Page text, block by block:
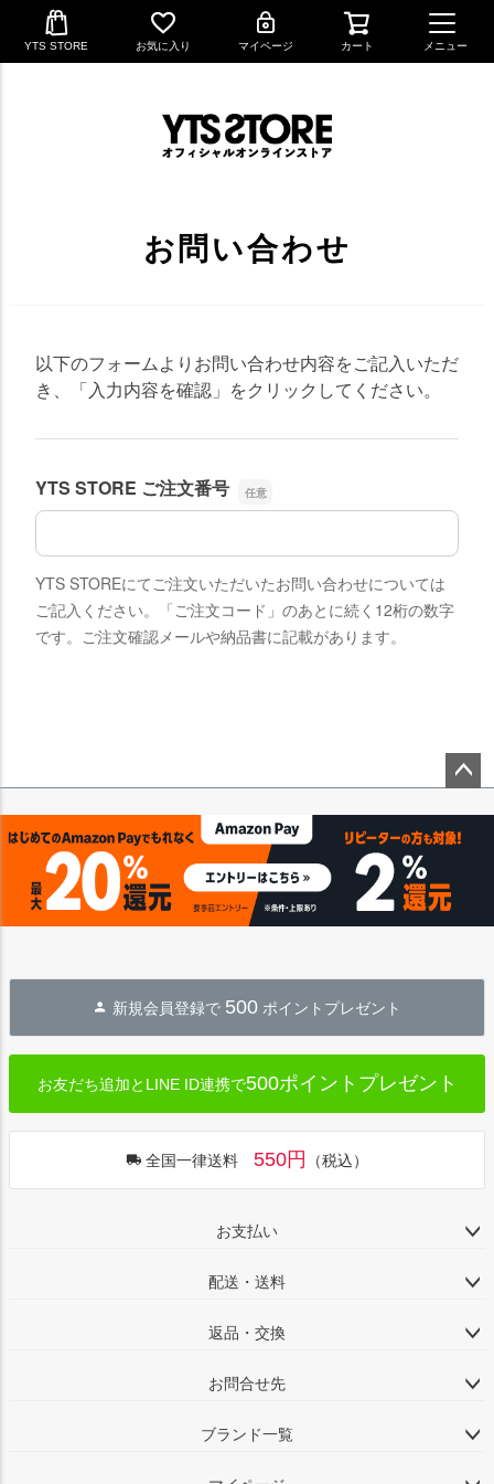
YTS STORE お気に入り マイページ カート メニュー
お問い合わせ
ップ
新規会員登録で 500 ポイントプレゼント
お友だち追加とLINE ID連携で500ポイントプレゼント
全国一律送料 550円 （税込）
お支払い
配送・送料
返品・交換
お問合せ先
ブランド一覧